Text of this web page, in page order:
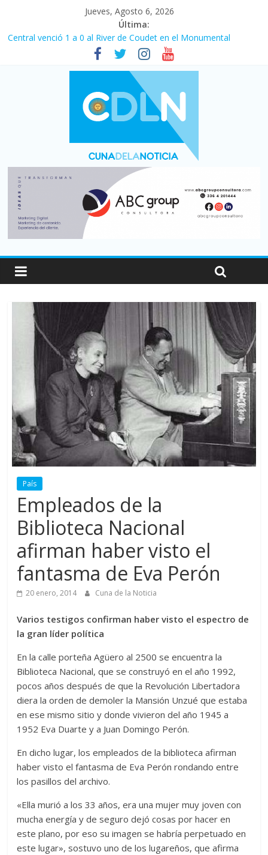
Jueves, Agosto 6, 2026
Última:
Fuerte caída de la venta de autos usados en julio: bajó un 12,6%
interanual
Central venció 1 a 0 al River de Coudet en el Monumental
afecta a 400 mil deudores en Santa Fe
Desde que asumió Milei cerraron 41.000 kioscos: el sector
denuncia crisis como en 2001
Vacaciones de invierno con más movimiento y consumo
turístico: 4,6 millones de personas viajaron por el país, un 5,9%
más que en 2025
País
Empleados de la
Biblioteca Nacional
afirman haber visto el
fantasma de Eva Perón
20 enero, 2014 Cuna de la Noticia
Varios testigos confirman haber visto el espectro de
la gran líder política
En la calle porteña Agüero al 2500 se encuentra la
Biblioteca Nacional, que se construyó en el año 1992,
pocos años después de que la Revolución Libertadora
diera la orden de demoler la Mansión Unzué que estaba
en ese mismo sitio y donde vivieron del año 1945 a
1952 Eva Duarte y a Juan Domingo Perón.
En dicho lugar, los empleados de la biblioteca afirman
haber visto el fantasma de Eva Perón rondando entre
los pasillos del archivo.
«Ella murió a los 33 años, era una mujer muy joven con
mucha energía y de seguro dejó cosas por hacer en
este plano, por eso su imagen se habría perpetuado en
este lugar», sostuvo uno de los lugareños, que afirma